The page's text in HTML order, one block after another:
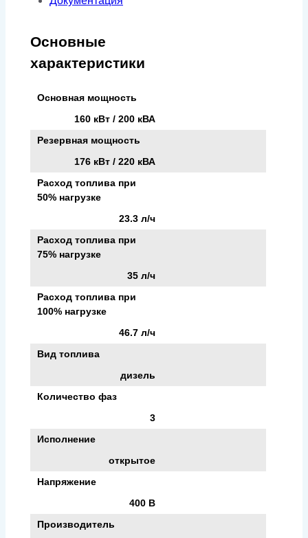
Основные
характеристики
Основная мощность
160 кВт / 200 кВА
Резервная мощность
176 кВт / 220 кВА
Расход топлива при
50% нагрузке
23.3 л/ч
Расход топлива при
75% нагрузке
35 л/ч
Расход топлива при
100% нагрузке
46.7 л/ч
Вид топлива
дизель
Количество фаз
3
Исполнение
открытое
Напряжение
400 В
Производитель